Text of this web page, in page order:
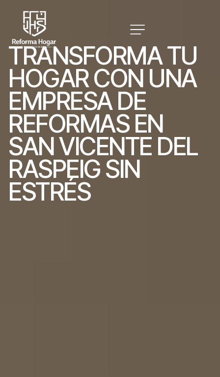
TRANSFORMATU
HOGARCON UNA
EMPRESA DE
REFORMAS EN
SANVICENTE DEL
RASPEIG SIN
ESTRÉS